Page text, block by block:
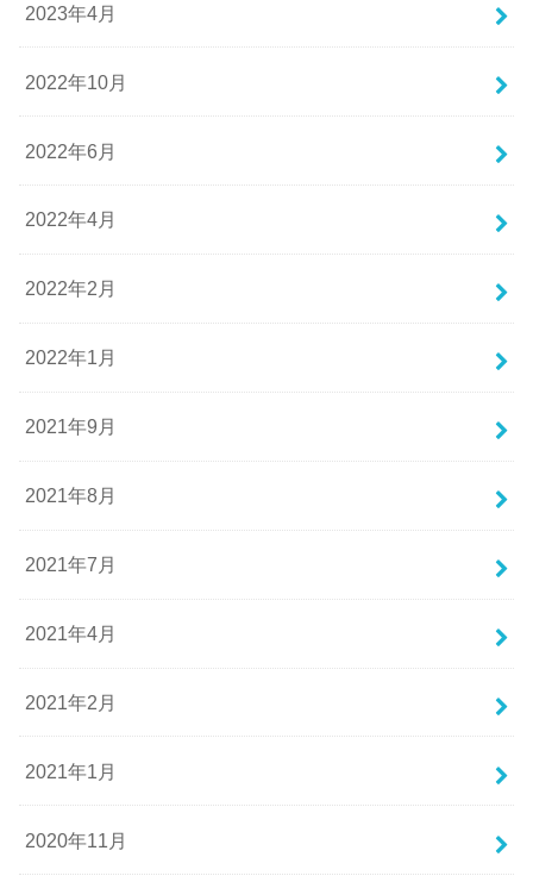
2023年4月
2022年10月
2022年6月
2022年4月
2022年2月
2022年1月
2021年9月
2021年8月
2021年7月
2021年4月
2021年2月
2021年1月
2020年11月